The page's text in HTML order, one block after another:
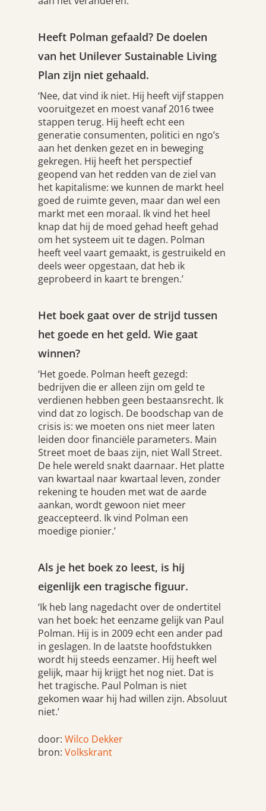
Heeft Polman gefaald? De doelen
van het Unilever Sustainable Living
Plan zijn niet gehaald.
‘Nee, dat vind ik niet. Hij heeft vijf stappen
vooruitgezet en moest vanaf 2016 twee
stappen terug. Hij heeft echt een
generatie consumenten, politici en ngo’s
aan het denken gezet en in beweging
gekregen. Hij heeft het perspectief
geopend van het redden van de ziel van
het kapitalisme: we kunnen de markt heel
goed de ruimte geven, maar dan wel een
markt met een moraal. Ik vind het heel
knap dat hij de moed gehad heeft gehad
om het systeem uit te dagen. Polman
heeft veel vaart gemaakt, is gestruikeld en
deels weer opgestaan, dat heb ik
geprobeerd in kaart te brengen.’
Het boek gaat over de strijd tussen
het goede en het geld. Wie gaat
winnen?
‘Het goede. Polman heeft gezegd:
bedrijven die er alleen zijn om geld te
verdienen hebben geen bestaansrecht. Ik
vind dat zo logisch. De boodschap van de
crisis is: we moeten ons niet meer laten
leiden door financiële parameters. Main
Street moet de baas zijn, niet Wall Street.
De hele wereld snakt daarnaar. Het platte
van kwartaal naar kwartaal leven, zonder
rekening te houden met wat de aarde
aankan, wordt gewoon niet meer
geaccepteerd. Ik vind Polman een
moedige pionier.’
Als je het boek zo leest, is hij
eigenlijk een tragische figuur.
‘Ik heb lang nagedacht over de ondertitel
van het boek: het eenzame gelijk van Paul
Polman. Hij is in 2009 echt een ander pad
in geslagen. In de laatste hoofdstukken
wordt hij steeds eenzamer. Hij heeft wel
gelijk, maar hij krijgt het nog niet. Dat is
het tragische. Paul Polman is niet
gekomen waar hij had willen zijn. Absoluut
niet.’
door:Wilco Dekker
bron:Volkskrant